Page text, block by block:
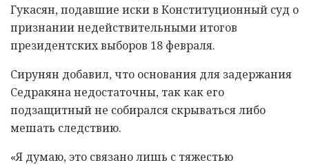
Гукасян, подавшие иски в Конституционный суд о
признании недействительными итогов
президентских выборов 18 февраля.
Сирунян добавил, что основания для задержания
Седракяна недостаточны, так как его
подзащитный не собирался скрываться либо
мешать следствию.
«Я думаю, это связано лишь с тяжестью